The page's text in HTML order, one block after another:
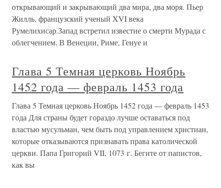
открывающий и закрывающий два мира, два моря. Пьер
Жилль, французский ученый XVI века
Румелихисар.Запад встретил известие о смерти Мурада с
облегчением. В Венеции, Риме, Генуе и
Глава 5 Темная церковь Ноябрь
1452 года — февраль 1453 года
Глава 5 Темная церковь Ноябрь 1452 года — февраль 1453
года Для страны будет гораздо лучше оставаться под
властью мусульман, чем быть под управлением христиан,
которые отказываются признавать права католической
церкви. Папа Григорий VII, 1073 г. Бегите от папистов,
как вы